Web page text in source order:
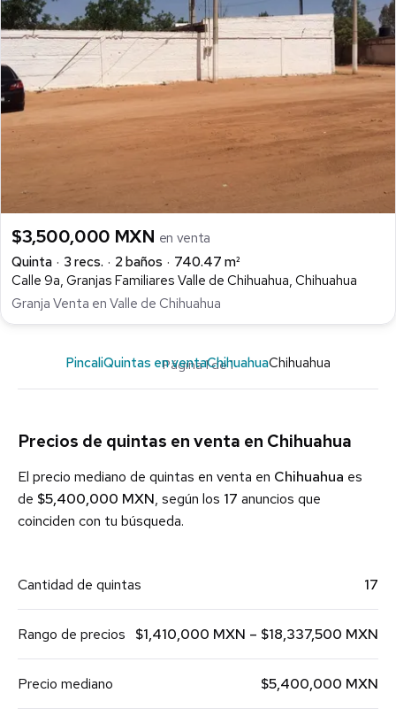
$3,500,000 MXN en venta
Quinta
3 recs. 2 baños
740.47 m²
Calle 9a, Granjas Familiares Valle de Chihuahua, Chihuahua
Granja Venta en Valle de Chihuahua
Página 1 de 1
PincaliQuintas en ventaChihuahuaChihuahua
Precios de quintas en venta en Chihuahua
El precio mediano de quintas en venta en Chihuahua es
de $5,400,000 MXN, según los 17 anuncios que
coinciden con tu búsqueda.
Cantidad de quintas 17
Rango de precios $1,410,000 MXN – $18,337,500 MXN
Precio mediano $5,400,000 MXN